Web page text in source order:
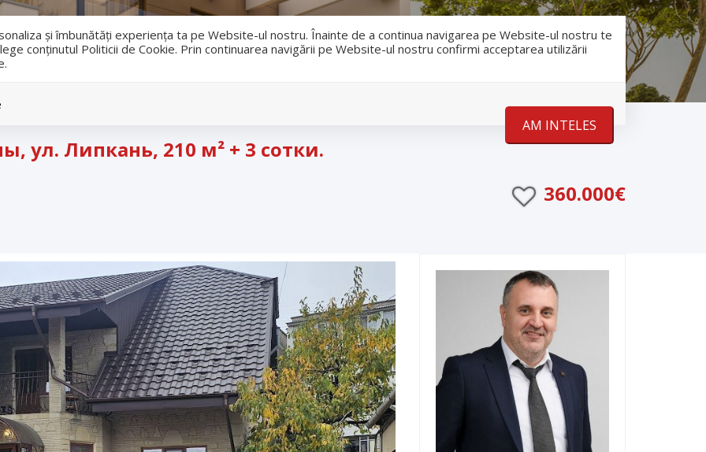
și îmbunătăți experiența ta pe Website-ul nostru. Înainte de a continua navigarea pe Website-ul nostru te
conținutul Politicii de Cookie. Prin continuarea navigării pe Website-ul nostru confirmi acceptarea utilizării
AM INTELES
RO RU
info@romanescu.md +37369883878
ул. Липкань, 210 м² + 3 сотки.
360.000€